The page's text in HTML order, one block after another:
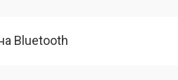
Bluetooth